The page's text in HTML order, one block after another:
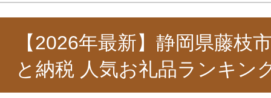
【2026年最新】静岡県藤枝
と納税 人気お礼品ランキン